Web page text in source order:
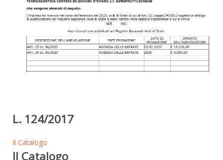
L. 124/2017
Il Catalogo
Il Catalogo